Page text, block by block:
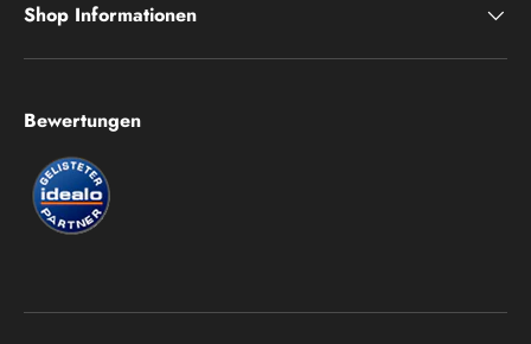
Shop Informationen
Bewertungen